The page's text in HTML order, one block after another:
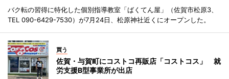
バク転の習得に特化した個別指導教室「ばくてん屋」（佐賀市松原3、
TEL 090-6429-7530）が7月24日、松原神社近くにオープンした。
買う
佐賀・与賀町にコストコ再販店「コストコス」 就
労支援B型事業所が出店